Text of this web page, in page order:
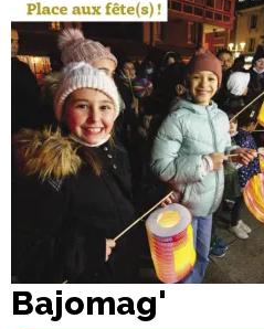
Bajomag'